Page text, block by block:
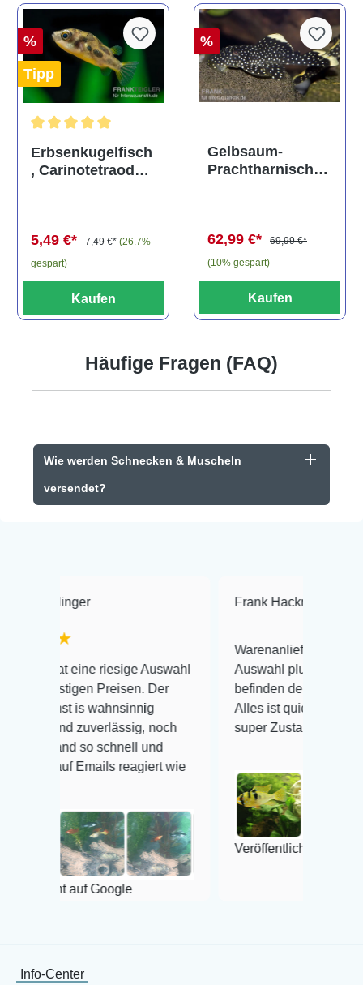
%
Tipp
Durchschnittliche Bewertung von 5 von 5 Sternen
Erbsenkugelfisch
, Carinotetraodon
5,49 €* 7,49 €* (26.7%
gespart)
Kaufen
%
Gelbsaum-
Prachtharnischw
62,99 €*
69,99 €*
(10% gespart)
Kaufen
Häufige Fragen (FAQ)
Wie werden Schnecken & Muscheln
versendet?
riesige Auswahl
Preisen. Der
noch
schnell und
reagiert wie
Frank Hackmayer ★★★★
Warenanlieferung Top und die
Auswahl plus gesundheitliches
befinden der Fische einwandfrei.
Alles ist quick lebendig und im
super Zustand. Gerne wieder 😃
Veröffentlicht auf Google
Info-Center